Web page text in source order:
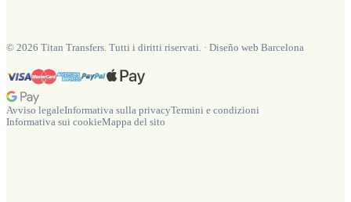
© 2026 Titan Transfers. Tutti i diritti riservati. · Diseño web Barcelona
Avviso legaleInformativa sulla privacyTermini e condizioni
Informativa sui cookieMappa del sito